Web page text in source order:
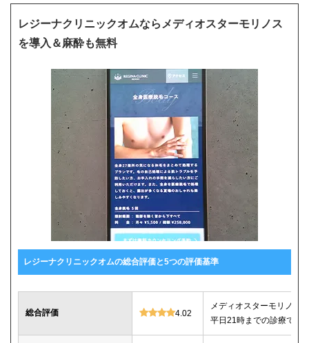
レジーナクリニックオムならメディオスターモリノス
を導入＆麻酔も無料
レジーナクリニックオムの総合評価と5つの評価基準
総合評価 4.02
メディオスターモリノス
平日21時までの診療で仕